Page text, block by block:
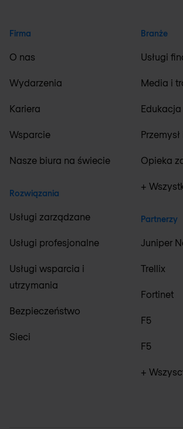
Firma
O nas
Wydarzenia
Kariera
Wsparcie
Nasze biura na świecie
Rozwiązania
Usługi zarządzane
Usługi profesjonalne
Usługi wsparcia i
utrzymania
Bezpieczeństwo
Sieci
Branże
Usługi
Media i
Opieka
+
Partnerzy
Juniper
Trellix
Fortinet
F5
F5
+